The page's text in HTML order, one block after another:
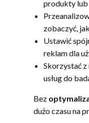
produkty lub
zobaczyć,
Ustawić
reklam dla
Skorzystać
usług do
Bez
dużo czasu na